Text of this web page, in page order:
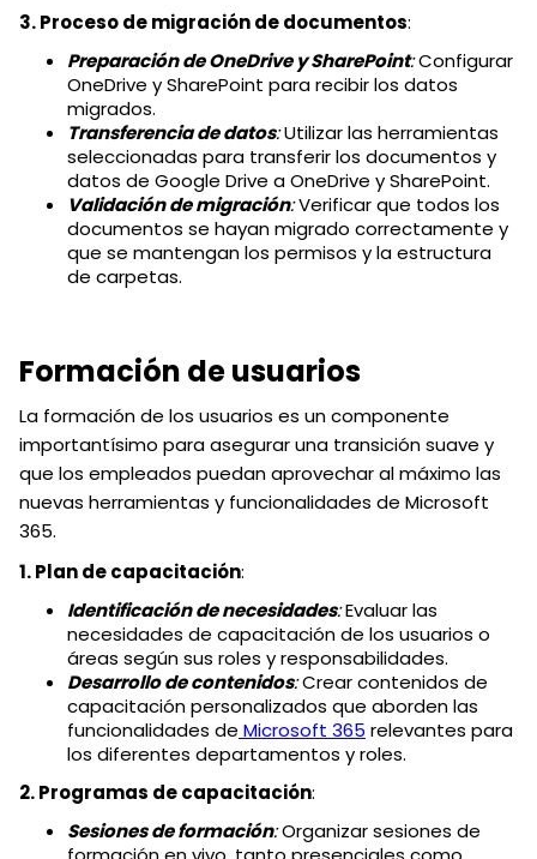
3. Proceso de migración de documentos:
Preparación de OneDrive y SharePoint:Configurar
OneDrive y SharePoint para recibir los datos
migrados.
Transferencia de datos:Utilizar las herramientas
seleccionadas para transferir los documentos y
datos de Google Drive a OneDrive y SharePoint.
Validación de migración:Verificar que todos los
documentos se hayan migrado correctamente y
que se mantengan los permisos y la estructura
de carpetas.
Formación de usuarios
La formación de los usuarios es un componente
importantísimo para asegurar una transición suave y
que los empleados puedan aprovechar al máximo las
nuevas herramientas y funcionalidades de Microsoft
365.
1. Plan de capacitación:
Identificación de necesidades:Evaluar las
necesidades de capacitación de los usuarios o
áreas según sus roles y responsabilidades.
Desarrollo de contenidos:Crear contenidos de
capacitación personalizados que aborden las
funcionalidades de Microsoft 365 relevantes para
los diferentes departamentos y roles.
2. Programas de capacitación:
Sesiones de formación:Organizar sesiones de